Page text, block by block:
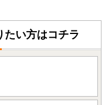
がご了承ください。
があればオンラインで
ます。寄附受領後にオ
を送付いたします。
たい方はコチラ